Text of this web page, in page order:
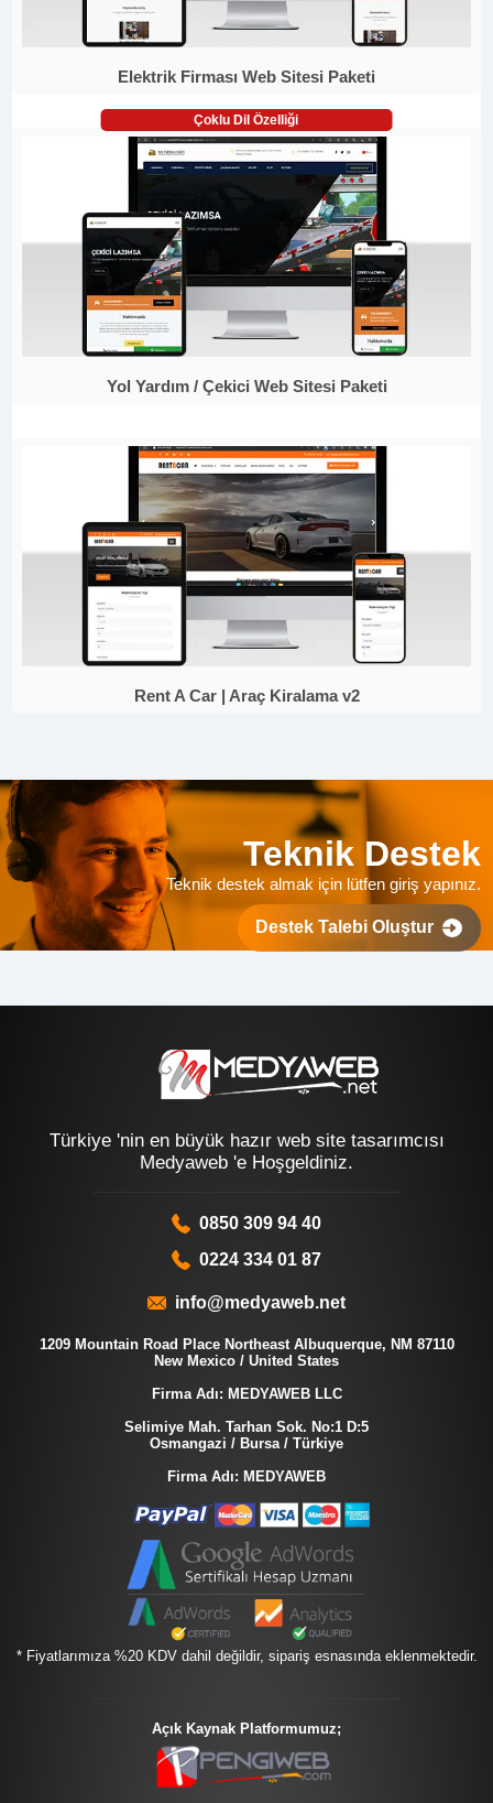
Elektrik Firması Web Sitesi Paketi
Çoklu Dil Özelliği
Yol Yardım / Çekici Web Sitesi Paketi
Rent A Car | Araç Kiralama v2
Teknik Destek
Teknik destek almak için lütfen giriş yapınız.
Destek Talebi Oluştur
Türkiye 'nin en büyük hazır web site tasarımcısı
Medyaweb 'e Hoşgeldiniz.
0850 309 94 40
0224 334 01 87
info@medyaweb.net
1209 Mountain Road Place Northeast Albuquerque, NM 87110
New Mexico / United States
Firma Adı: MEDYAWEB LLC
Selimiye Mah. Tarhan Sok. No:1 D:5
Osmangazi / Bursa / Türkiye
Firma Adı: MEDYAWEB
* Fiyatlarımıza %20 KDV dahil değildir, sipariş esnasında eklenmektedir.
Açık Kaynak Platformumuz;